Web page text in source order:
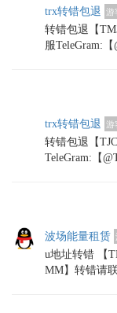
trx转错包退 游
转错包退【
服TeleGram:【
trx转错包退 游
转错包退【
TeleGram:【
波场能量租赁
u地址转错 【
MM】转错请